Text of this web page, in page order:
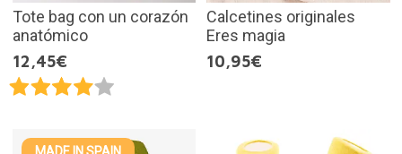
Tote bag con un corazón
anatómico
12,45€
Calcetines originales
Eres magia
10,95€
MADE IN SPAIN